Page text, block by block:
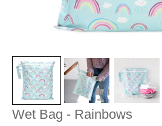
Wet Bag - Rainbows